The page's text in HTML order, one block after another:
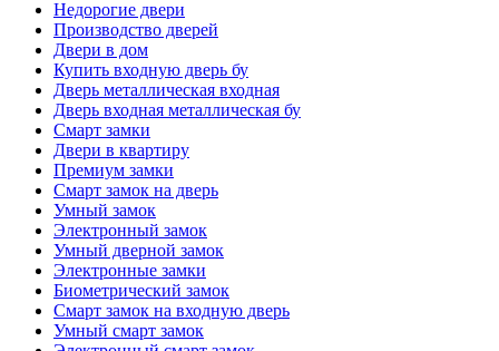
Недорогие двери
Производство дверей
Двери в дом
Купить входную дверь бу
Дверь металлическая входная
Дверь входная металлическая бу
Смарт замки
Двери в квартиру
Премиум замки
Смарт замок на дверь
Умный замок
Электронный замок
Умный дверной замок
Электронные замки
Биометрический замок
Смарт замок на входную дверь
Умный смарт замок